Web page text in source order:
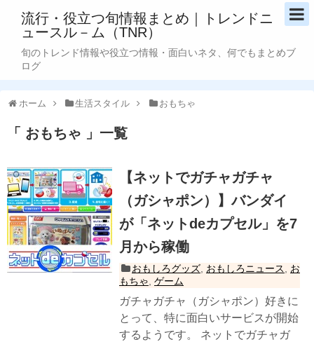
流行・役立つ旬情報まとめ｜トレンドニ
ュースル－ム（TNR）
旬のトレンド情報や役立つ情報・面白いネタ、何でもまとめブ
ログ
ホーム 生活スタイル おもちゃ
おもちゃ 一覧
【ネットでガチャガチャ
（ガシャポン）】バンダイ
が「ネットdeカプセル」を7
月から稼働
おもしろグッズ, おもしろニュース, お
もちゃ, ゲーム
ガチャガチャ（ガシャポン）好きに
とって、特に面白いサービスが開始
するようです。 ネットでガチャガ